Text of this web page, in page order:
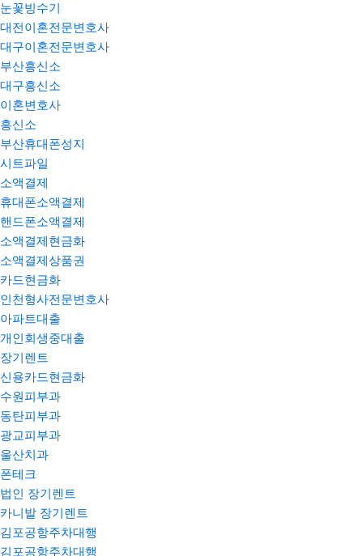
눈꽃빙수기
대전이혼전문변호사
대구이혼전문변호사
부산흥신소
대구흥신소
이혼변호사
흥신소
부산휴대폰성지
시트파일
소액결제
휴대폰소액결제
핸드폰소액결제
소액결제현금화
소액결제상품권
카드현금화
인천형사전문변호사
아파트대출
개인회생중대출
장기렌트
신용카드현금화
수원피부과
동탄피부과
광교피부과
울산치과
폰테크
법인 장기렌트
카니발 장기렌트
김포공항주차대행
김포공항주차대행